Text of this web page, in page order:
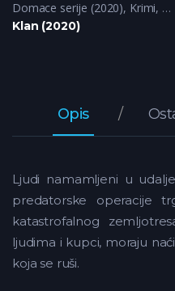
Domace serije (2020), Krimi,
Klan (2020)
Opis
Ljudi namamljeni u
predatorske operacije
katastrofalnog
ljudima i kupci, moraju
koja se ruši.